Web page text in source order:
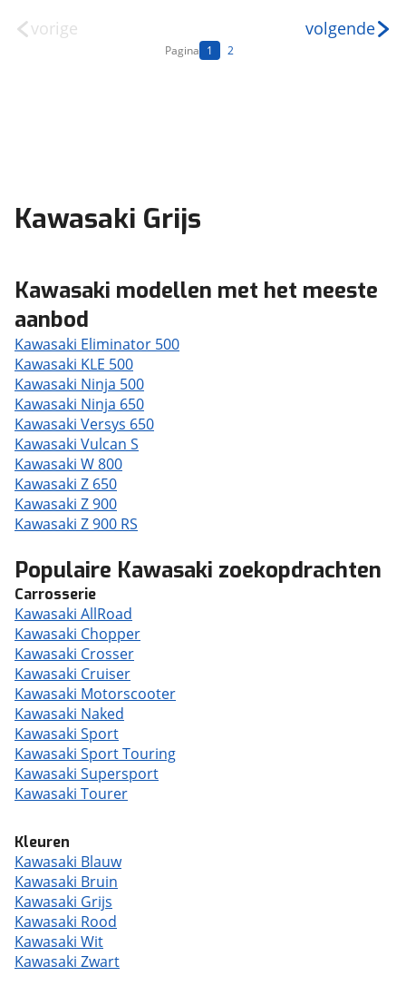
vorige
Pagina 1 2
volgende
Kawasaki Grijs
Kawasaki modellen met het meeste
aanbod
Kawasaki Eliminator 500
Kawasaki KLE 500
Kawasaki Ninja 500
Kawasaki Ninja 650
Kawasaki Versys 650
Kawasaki Vulcan S
Kawasaki W 800
Kawasaki Z 650
Kawasaki Z 900
Kawasaki Z 900 RS
Populaire Kawasaki zoekopdrachten
Carrosserie
Kawasaki AllRoad
Kawasaki Chopper
Kawasaki Crosser
Kawasaki Cruiser
Kawasaki Motorscooter
Kawasaki Naked
Kawasaki Sport
Kawasaki Sport Touring
Kawasaki Supersport
Kawasaki Tourer
Kleuren
Kawasaki Blauw
Kawasaki Bruin
Kawasaki Grijs
Kawasaki Rood
Kawasaki Wit
Kawasaki Zwart